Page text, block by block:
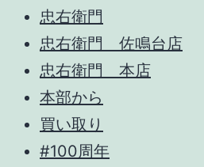
忠右衛門
忠右衛門 佐鳴台店
忠右衛門 本店
本部から
買い取り
#100周年